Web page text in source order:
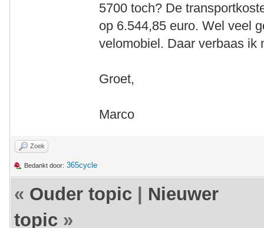
5700 toch? De
op 6.544,85 euro. Wel veel
velomobiel. Daar verbaas ik
Groet,
Marco
Zoek
Bedankt door: 365cycle
« Ouder topic
Nieuwer
topic »